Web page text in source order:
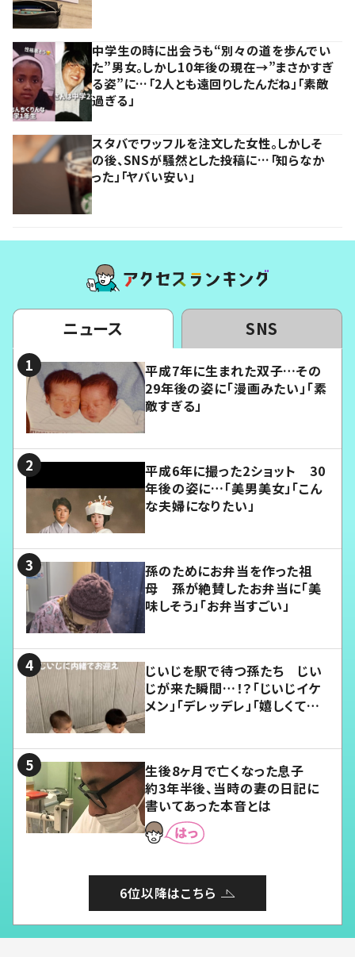
中学生の時に出会うも“別々の道を歩んでい
た”男女。しかし10年後の現在→”まさかすぎ
る姿”に…「2人とも遠回りしたんだね」「素敵
過ぎる」
スタバでワッフルを注文した女性。しかしそ
の後、SNSが騒然とした投稿に…「知らなか
った」「ヤバい安い」
ニュース SNS
平成7年に生まれた双子…その
29年後の姿に「漫画みたい」「素
敵すぎる」
平成6年に撮った2ショット 30
年後の姿に…「美男美女」「こん
な夫婦になりたい」
孫のためにお弁当を作った祖
母 孫が絶賛したお弁当に「美
味しそう」「お弁当すごい」
じいじを駅で待つ孫たち じい
じが来た瞬間…！？「じいじイケ
メン」「デレッデレ」「嬉しくて可
生後8ヶ月で亡くなった息子
約3年半後、当時の妻の日記に
書いてあった本音とは
6位以降はこちら